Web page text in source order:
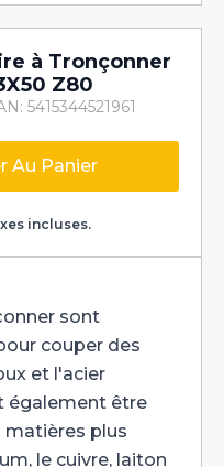
à Tronçonner
Z80
5415344521961
Au Panier
incluses.
sont
couper des
et l'acier
également être
matières plus
le cuivre, laiton